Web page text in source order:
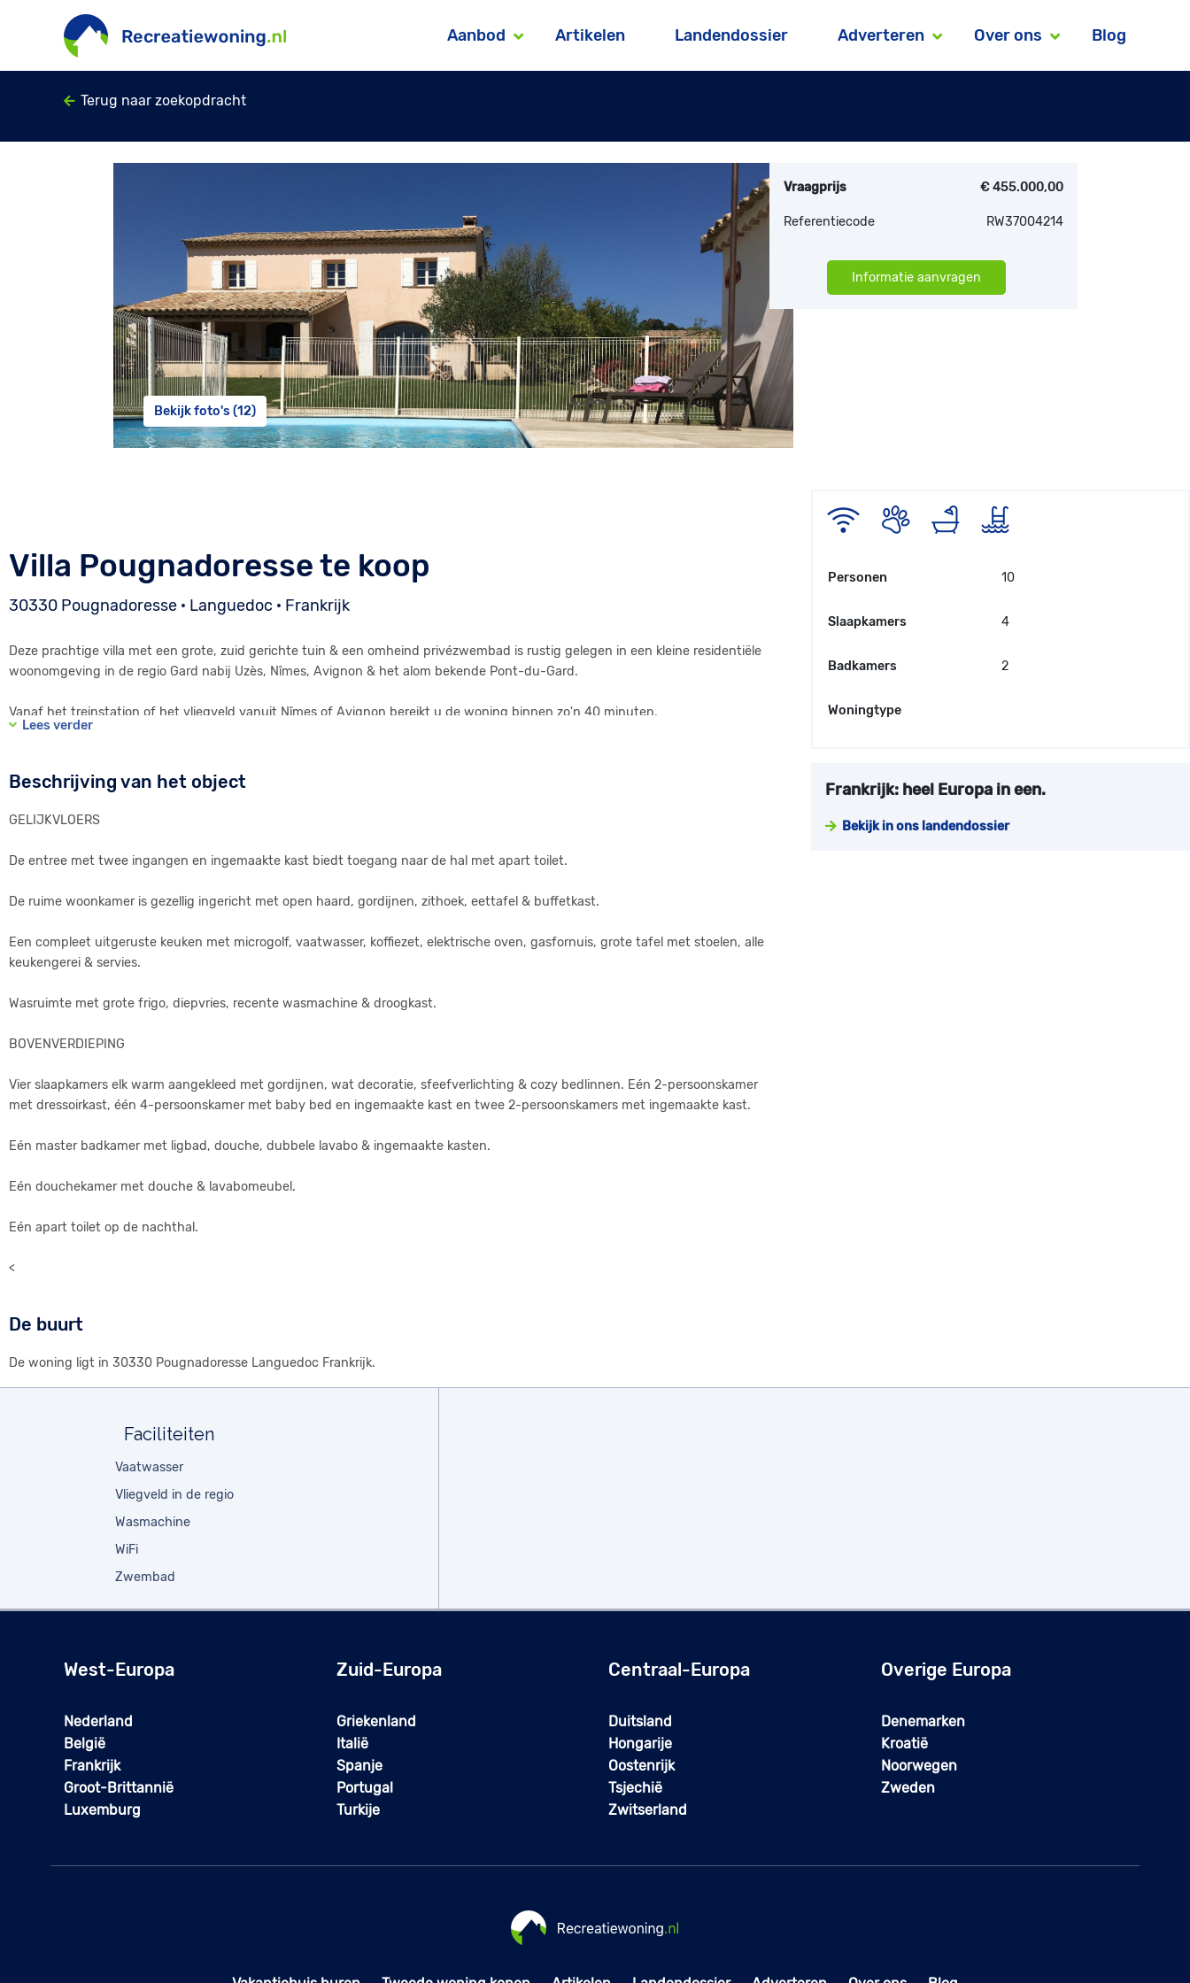
Aanbod Artikelen Landendossier Adverteren Over ons Blog
Terug naar zoekopdracht
Bekijk foto's (12)
Vraagprijs € 455.000,00
Referentiecode RW37004214
Informatie aanvragen
Villa Pougnadoresse te koop
30330 Pougnadoresse · Languedoc · Frankrijk
Deze prachtige villa met een grote, zuid gerichte tuin & een omheind privézwembad is rustig gelegen in een kleine residentiële
woonomgeving in de regio Gard nabij Uzès, Nîmes, Avignon & het alom bekende Pont-du-Gard.
Vanaf het treinstation of het vliegveld vanuit Nîmes of Avignon bereikt u de woning binnen zo'n 40 minuten.
voor de plafond, een prachtige, unieke vloer, laminaat in alle slaapkamers. In 2012 werd de tweede badkamer ingericht, het afdak
aangebouwd & werden het zwembad & de tuin aangelegd. Het terrein is volledig omheind.
sfeervol ingericht, met alle comfort voor gezinnen met kinderen.
Onze vraagprijs is EXCLUSIEF de inrichting, meubilair, decoratie, bedlinnen, servies. En wanneer u dat wenst, kunnen de website
https://www.facebook.com/MaisonRoquebeauresse/
Lees verder
Beschrijving van het object
GELIJKVLOERS
De entree met twee ingangen en ingemaakte kast biedt toegang naar de hal met apart toilet.
De ruime woonkamer is gezellig ingericht met open haard, gordijnen, zithoek, eettafel & buffetkast.
Een compleet uitgeruste keuken met microgolf, vaatwasser, koffiezet, elektrische oven, gasfornuis, grote tafel met stoelen, alle
keukengerei & servies.
Wasruimte met grote frigo, diepvries, recente wasmachine & droogkast.
BOVENVERDIEPING
Vier slaapkamers elk warm aangekleed met gordijnen, wat decoratie, sfeefverlichting & cozy bedlinnen. Eén 2-persoonskamer
met dressoirkast, één 4-persoonskamer met baby bed en ingemaakte kast en twee 2-persoonskamers met ingemaakte kast.
Eén master badkamer met ligbad, douche, dubbele lavabo & ingemaakte kasten.
Eén douchekamer met douche & lavabomeubel.
Eén apart toilet op de nachthal.
<
De buurt
De woning ligt in 30330 Pougnadoresse Languedoc Frankrijk.
Personen 10
Slaapkamers 4
Badkamers 2
Woningtype
Frankrijk: heel Europa in een.
Bekijk in ons landendossier
Faciliteiten
Vaatwasser
Vliegveld in de regio
Wasmachine
WiFi
Zwembad
West-Europa
Nederland
België
Frankrijk
Groot-Brittannië
Luxemburg
Zuid-Europa
Griekenland
Italië
Spanje
Portugal
Turkije
Centraal-Europa
Duitsland
Hongarije
Oostenrijk
Tsjechië
Zwitserland
Overige Europa
Denemarken
Kroatië
Noorwegen
Zweden